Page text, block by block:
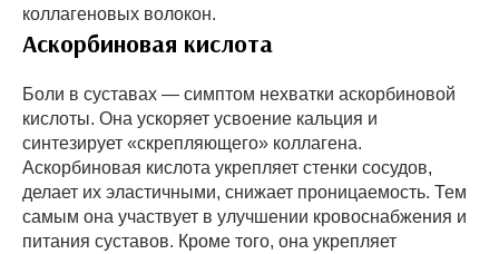
коллагеновых волокон.
Аскорбиновая кислота
Боли в суставах — симптом нехватки аскорбиновой
кислоты. Она ускоряет усвоение кальция и
синтезирует «скрепляющего» коллагена.
Аскорбиновая кислота укрепляет стенки сосудов,
делает их эластичными, снижает проницаемость. Тем
самым она участвует в улучшении кровоснабжения и
питания суставов. Кроме того, она укрепляет